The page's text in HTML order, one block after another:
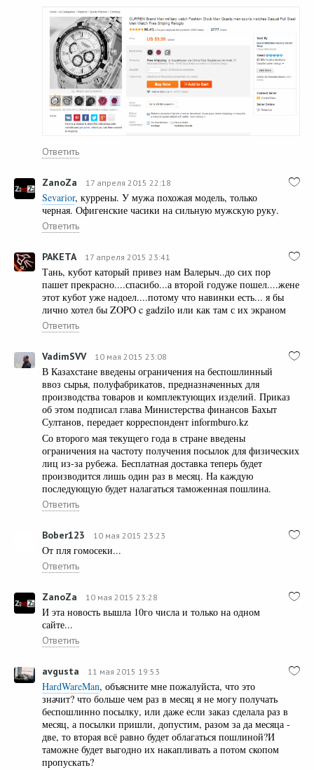
Ответить
ZanoZa 17 апреля 2015 22:18
Sevarior, куррены. У мужа похожая модель, только
черная. Офигенские часики на сильную мужскую руку.
Ответить
PAKETA 17 апреля 2015 23:41
Тань, кубот каторый привез нам Валерыч..до сих пор
пашет прекрасно....спасибо...а второй годуже пошел....жене
этот кубот уже надоел....потому что навинки есть... я бы
лично хотел бы ZOPO c gadzilo или как там с их экраном
Ответить
VadimSVV 10 мая 2015 23:08
В Казахстане введены ограничения на беспошлинный
ввоз сырья, полуфабрикатов, предназначенных для
производства товаров и комплектующих изделий. Приказ
об этом подписал глава Министерства финансов Бахыт
Султанов, передает корреспондент informburo.kz
Со второго мая текущего года в стране введены
ограничения на частоту получения посылок для физических
лиц из-за рубежа. Бесплатная доставка теперь будет
производится лишь один раз в месяц. На каждую
последующую будет налагаться таможенная пошлина.
Ответить
Bober123 10 мая 2015 23:23
От пля гомосеки...
Ответить
ZanoZa 10 мая 2015 23:28
И эта новость вышла 10го числа и только на одном
сайте...
Ответить
avgusta 11 мая 2015 19:53
HardWareMan, объясните мне пожалуйста, что это
значит? что больше чем раз в месяц я не могу получать
беспошлинно посылку, или даже если заказ сделала раз в
месяц, а посылки пришли, допустим, разом за да месяца -
две, то вторая всё равно будет облагаться пошлиной?И
таможне будет выгодно их накапливать а потом скопом
пропускать?